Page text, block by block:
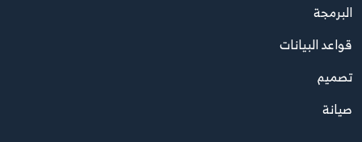
البرمجة
قواعد البيانات
تصميم
صيانة